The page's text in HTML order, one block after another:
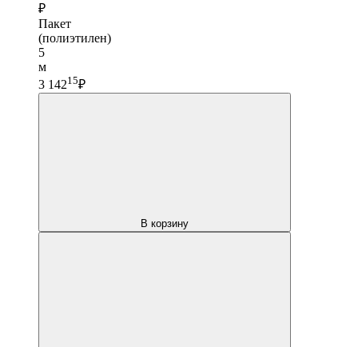
₽
Пакет
(полиэтилен)
5
м
3 14215₽
В корзину